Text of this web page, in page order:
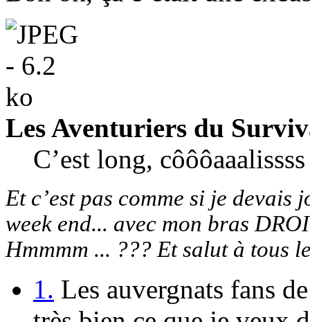
Les Aventuriers du
C’est long,
Et c’est pas comme si je devais
week end... avec mon bras
Hmmmm ... ??? Et salut à tous
1. Les auvergnats fans